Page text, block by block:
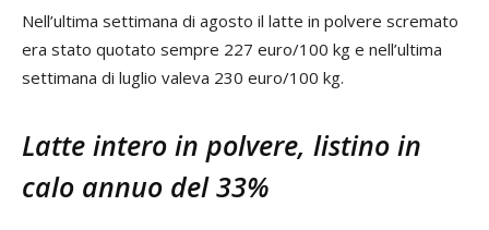
Nell’ultima settimana di agosto il latte in polvere scremato
era stato quotato sempre 227 euro/100 kg e nell’ultima
settimana di luglio valeva 230 euro/100 kg.
Latte intero in polvere, listino in
calo annuo del 33%